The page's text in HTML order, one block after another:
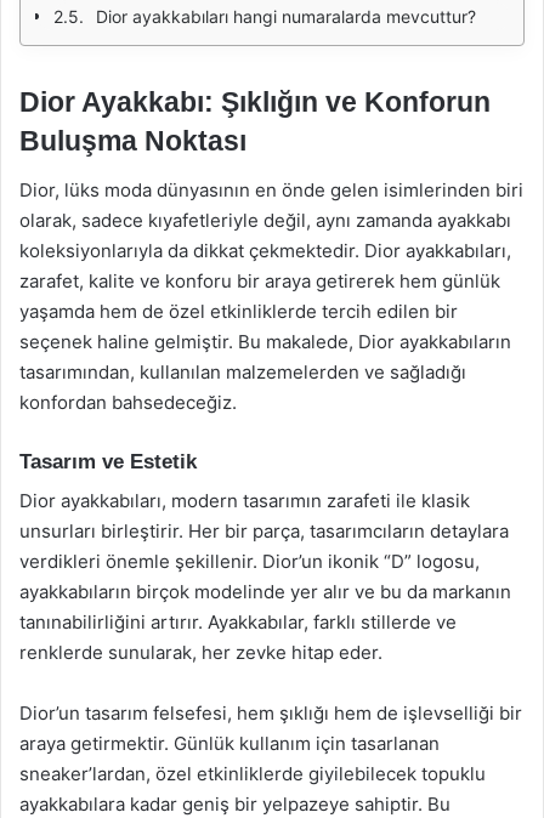
Dior ayakkabıları hangi numaralarda mevcuttur?
Dior Ayakkabı: Şıklığın ve Konforun
Buluşma Noktası
Dior, lüks moda dünyasının en önde gelen isimlerinden biri
olarak, sadece kıyafetleriyle değil, aynı zamanda ayakkabı
koleksiyonlarıyla da dikkat çekmektedir. Dior ayakkabıları,
zarafet, kalite ve konforu bir araya getirerek hem günlük
yaşamda hem de özel etkinliklerde tercih edilen bir
seçenek haline gelmiştir. Bu makalede, Dior ayakkabıların
tasarımından, kullanılan malzemelerden ve sağladığı
konfordan bahsedeceğiz.
Tasarım ve Estetik
Dior ayakkabıları, modern tasarımın zarafeti ile klasik
unsurları birleştirir. Her bir parça, tasarımcıların detaylara
verdikleri önemle şekillenir. Dior’un ikonik “D” logosu,
ayakkabıların birçok modelinde yer alır ve bu da markanın
tanınabilirliğini artırır. Ayakkabılar, farklı stillerde ve
renklerde sunularak, her zevke hitap eder.
Dior’un tasarım felsefesi, hem şıklığı hem de işlevselliği bir
araya getirmektir. Günlük kullanım için tasarlanan
sneaker’lardan, özel etkinliklerde giyilebilecek topuklu
ayakkabılara kadar geniş bir yelpazeye sahiptir. Bu